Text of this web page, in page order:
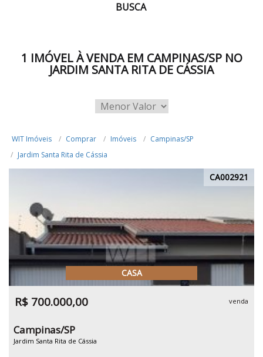
BUSCA
1 IMÓVEL À VENDA EM CAMPINAS/SP NO
JARDIM SANTA RITA DE CÁSSIA
WIT Imóveis Comprar Imóveis
Campinas/SP
Jardim Santa Rita de Cássia
CA002921
CASA
R$ 700.000,00 venda
Campinas/SP
Jardim Santa Rita de Cássia